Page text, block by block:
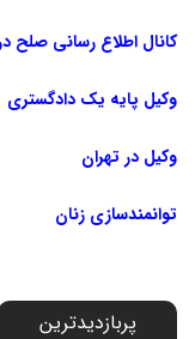
کانال اطلاع رسانی صلح
وکیل پایه یک دادگستری
وکیل در تهران
توانمندسازی زنان
پربازدیدترین